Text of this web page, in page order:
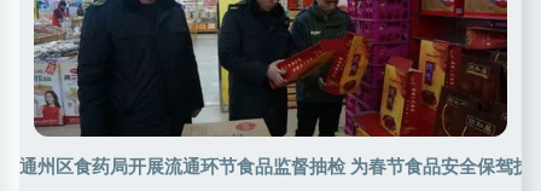
通州区食药局开展流通环节食品监督抽检 为春节食品安全保驾护